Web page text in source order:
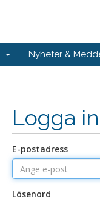
Nyheter &
Logga in
E-postadress
Lösenord